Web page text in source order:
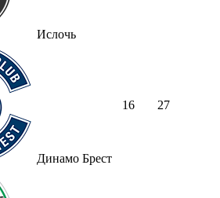
Ислочь
Динамо Брест
16 27